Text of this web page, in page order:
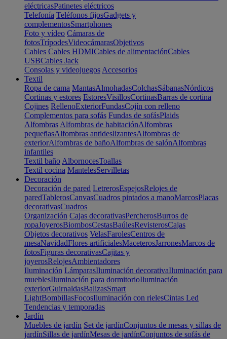
eléctricasPatinetes eléctricos
Telefonía Teléfonos fijosGadgets y
complementosSmartphones
Foto y vídeo Cámaras de
fotosTrípodesVideocámarasObjetivos
Cables Cables HDMICables de alimentaciónCables
USBCables Jack
Consolas y videojuegos Accesorios
Textil
Ropa de cama MantasAlmohadasColchasSábanasNórdicos
Cortinas y estores EstoresVisillosCortinasBarras de cortina
Cojines RellenoExteriorFundasCojín con relleno
Complementos para sofás Fundas de sofásPlaids
Alfombras Alfombras de habitaciónAlfombras
pequeñasAlfombras antideslizantesAlfombras de
exteriorAlfombras de bañoAlfombras de salónAlfombras
infantiles
Textil baño AlbornocesToallas
Textil cocina MantelesServilletas
Decoración
Decoración de pared LetrerosEspejosRelojes de
paredTablerosCanvasCuadros pintados a manoMarcosPlacas
decorativasCuadros
Organización Cajas decorativasPercherosBurros de
ropaJoyerosBiombosCestasBaúlesRevisterosCajas
Objetos decorativos VelasFarolesCentros de
mesaNavidadFlores artificialesMaceterosJarronesMarcos de
fotosFiguras decorativasCajitas y
joyerosRelojesAmbientadores
Iluminación LámparasIluminación decorativaIluminación para
mueblesIluminación para dormitorioIluminación
exteriorGuirnaldasBalizasSmart
LightBombillasFocosIluminación con rielesCintas Led
Tendencias y temporadas
Jardín
Muebles de jardín Set de jardínConjuntos de mesas y sillas de
jardínSillas de jardínMesas de jardínConjuntos de sofás de